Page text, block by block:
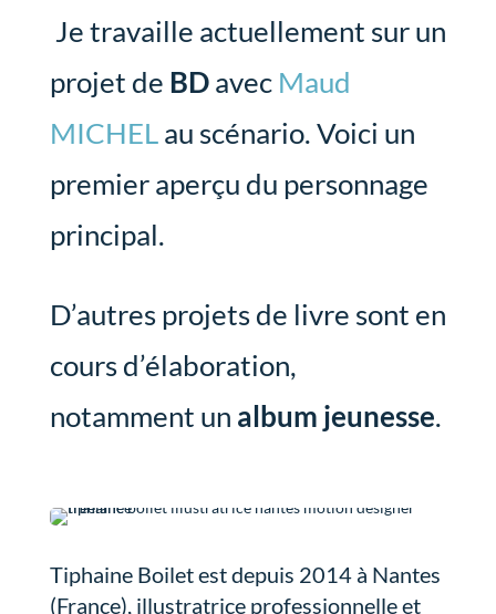
Je travaille actuellement sur un
projet de BDavec Maud
MICHELau scénario. Voici un
premier aperçu du personnage
principal.
D’autres projets de livre sont en
cours d’élaboration,
notamment un album jeunesse.
Tiphaine Boilet est depuis 2014 à Nantes
(France), illustratrice professionnelle et